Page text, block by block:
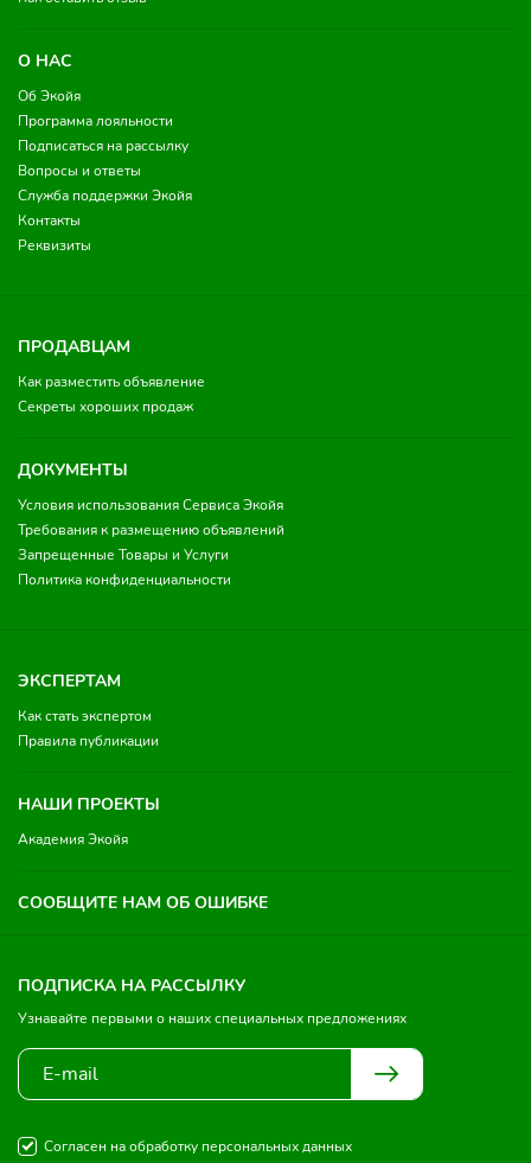
О НАС
Об Экойя
Программа лояльности
Подписаться на рассылку
Вопросы и ответы
Служба поддержки Экойя
Контакты
Реквизиты
ПРОДАВЦАМ
Как разместить объявление
Секреты хороших продаж
ДОКУМЕНТЫ
Условия использования Сервиса Экойя
Требования к размещению объявлений
Запрещенные Товары и Услуги
Политика конфиденциальности
ЭКСПЕРТАМ
Как стать экспертом
Правила публикации
НАШИ ПРОЕКТЫ
Академия Экойя
СООБЩИТЕ НАМ ОБ ОШИБКЕ
ПОДПИСКА НА РАССЫЛКУ
Узнавайте первыми о наших специальных предложениях
Согласен на обработку персональных данных